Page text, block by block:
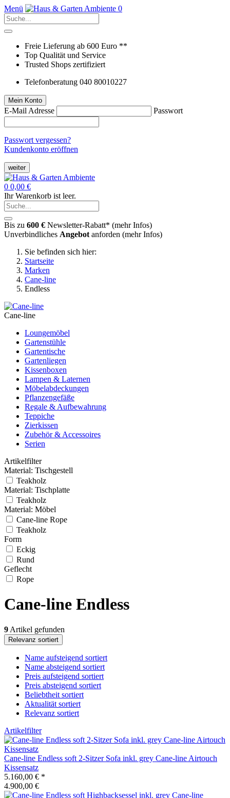
Menü 0
Freie Lieferung ab 600 Euro **
Top Qualität und Service
Trusted Shops zertifiziert
Telefonberatung 040 80010227
Mein Konto
E-Mail Adresse Passwort
Passwort vergessen?
Kundenkonto eröffnen
weiter
0 0,00 €
Ihr Warenkorb ist leer.
Bis zu 600 € Newsletter-Rabatt* (mehr Infos)
Unverbindliches Angebot anforden (mehr Infos)
Sie befinden sich hier:
Startseite
Marken
Cane-line
Endless
Cane-line
Loungemöbel
Gartenstühle
Gartentische
Gartenliegen
Kissenboxen
Lampen & Laternen
Möbelabdeckungen
Pflanzengefäße
Regale & Aufbewahrung
Teppiche
Zierkissen
Zubehör & Accessoires
Serien
Artikelfilter
Material: Tischgestell
Teakholz
Material: Tischplatte
Teakholz
Material: Möbel
Cane-line Rope
Teakholz
Form
Eckig
Rund
Geflecht
Rope
Cane-line Endless
9 Artikel gefunden
Relevanz sortiert
Name aufsteigend sortiert
Name absteigend sortiert
Preis aufsteigend sortiert
Preis absteigend sortiert
Beliebtheit sortiert
Aktualität sortiert
Relevanz sortiert
Artikelfilter
Cane-line Endless soft 2-Sitzer Sofa inkl. grey Cane-line Airtouch
Kissensatz
5.160,00 € *
4.900,00 €